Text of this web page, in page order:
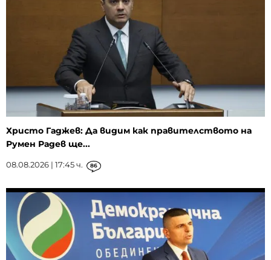
Христо Гаджев: Да видим как правителството на
Румен Радев ще...
08.08.2026 | 17:45 ч. 86